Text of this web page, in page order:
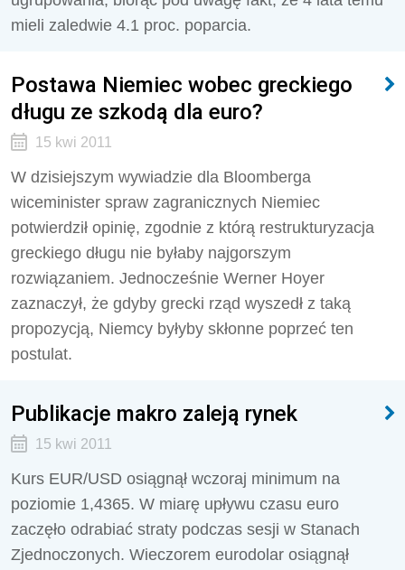
mieli zaledwie 4.1 proc. poparcia.
Postawa Niemiec wobec greckiego
długu ze szkodą dla euro?
15 kwi 2011
W dzisiejszym wywiadzie dla Bloomberga
wiceminister spraw zagranicznych Niemiec
potwierdził opinię, zgodnie z którą restrukturyzacja
greckiego długu nie byłaby najgorszym
rozwiązaniem. Jednocześnie Werner Hoyer
zaznaczył, że gdyby grecki rząd wyszedł z taką
propozycją, Niemcy byłyby skłonne poprzeć ten
postulat.
Publikacje makro zaleją rynek
15 kwi 2011
Kurs EUR/USD osiągnął wczoraj minimum na
poziomie 1,4365. W miarę upływu czasu euro
zaczęło odrabiać straty podczas sesji w Stanach
Zjednoczonych. Wieczorem eurodolar osiągnął